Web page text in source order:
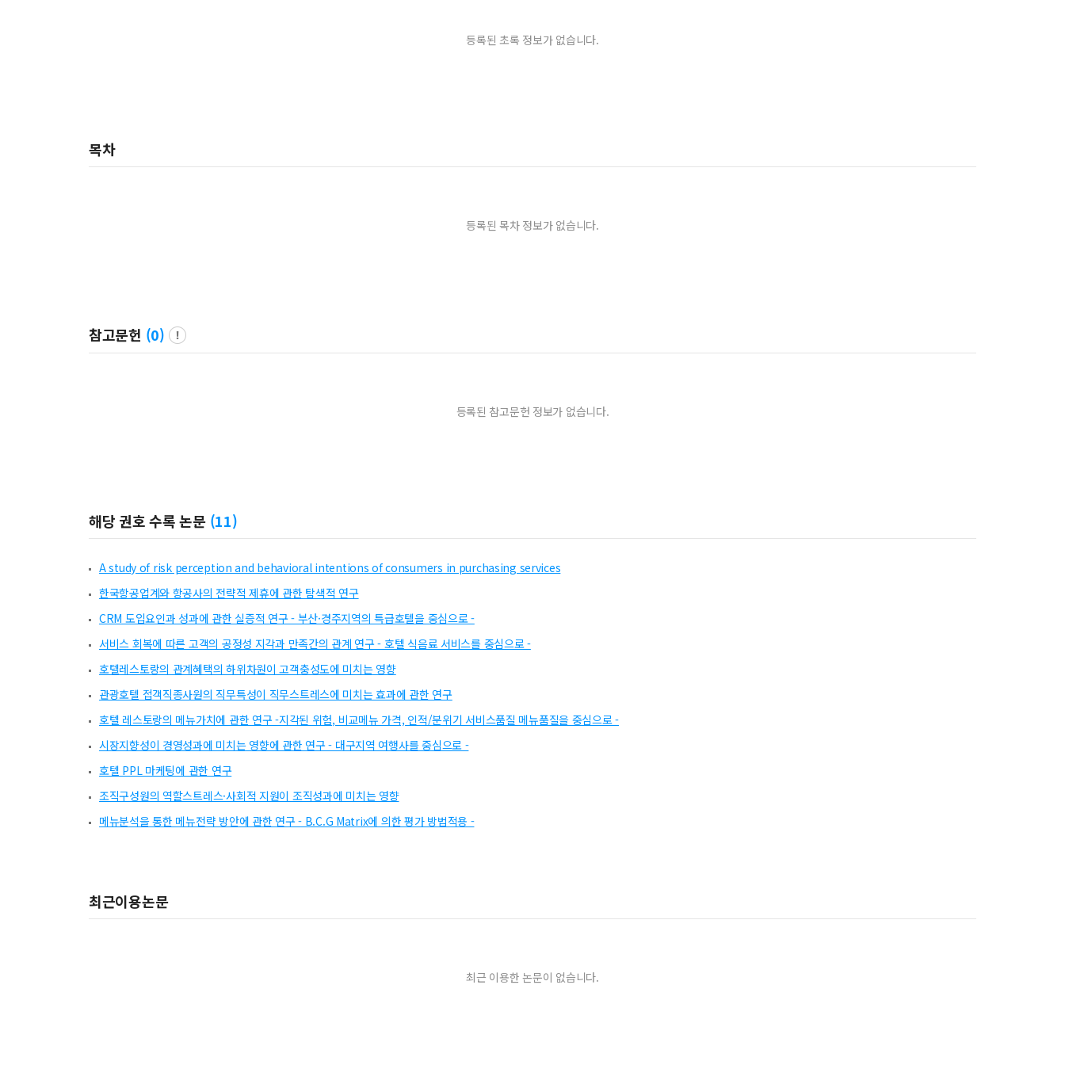
등록된 초록 정보가 없습니다.
목차
등록된 목차 정보가 없습니다.
참고문헌 (0)
등록된 참고문헌 정보가 없습니다.
해당 권호 수록 논문 (11)
A study of risk perception and behavioral intentions of consumers in purchasing services
한국항공업계와 항공사의 전략적 제휴에 관한 탐색적 연구
CRM 도입요인과 성과에 관한 실증적 연구 - 부산·경주지역의 특급호텔을 중심으로 -
서비스 회복에 따른 고객의 공정성 지각과 만족간의 관계 연구 - 호텔 식음료 서비스를 중심으로 -
호텔레스토랑의 관계혜택의 하위차원이 고객충성도에 미치는 영향
관광호텔 접객직종사원의 직무특성이 직무스트레스에 미치는 효과에 관한 연구
호텔 레스토랑의 메뉴가치에 관한 연구 -지각된 위험, 비교메뉴 가격, 인적/분위기 서비스품질 메뉴품질을 중심으로 -
시장지향성이 경영성과에 미치는 영향에 관한 연구 - 대구지역 여행사를 중심으로 -
호텔 PPL 마케팅에 관한 연구
조직구성원의 역할스트레스·사회적 지원이 조직성과에 미치는 영향
메뉴분석을 통한 메뉴전략 방안에 관한 연구 - B.C.G Matrix에 의한 평가 방법적용 -
최근이용논문
최근 이용한 논문이 없습니다.